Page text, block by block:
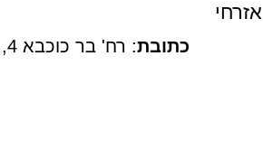
אזרחי
כתובת: רח' בר כוכבא 4, קומה 3, בני ברק |